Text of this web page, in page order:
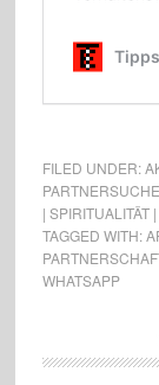
FILED UNDER:
| SPIRITUALITÄT
TAGGED WITH:
WHATSAPP